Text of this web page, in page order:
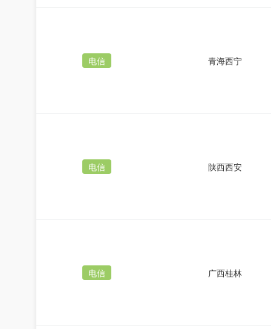
电信 青海西宁
电信 陕西西安
电信 广西桂林